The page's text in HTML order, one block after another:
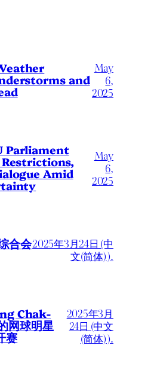
and
May
6,
2025
Parliament
Amid
May
6,
2025
合会2025年3月24日 (中
文(简体) ).
Chak-
网球明星
赛
2025年3月
24日 (中文
(简体) ).